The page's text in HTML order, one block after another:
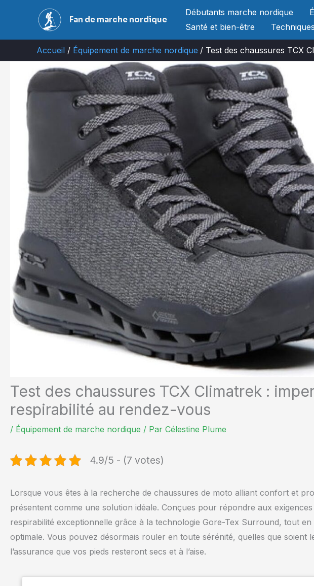
Fan de marche nordique
Débutants marche nordique
Santé et bien-être
Accueil Équipement de marche nordique Test des chaussures TCX
Test des chaussures TCX Climatrek :
respirabilité au rendez-vous
/ Équipement de marche nordique / Par Célestine Plume
4.9/5 - (7 votes)
Lorsque vous êtes à la recherche de chaussures de moto alliant confort et
présentent comme une solution idéale. Conçues pour répondre aux
respirabilité exceptionnelle grâce à la technologie Gore-Tex Surround, tout
optimale. Vous pouvez désormais rouler en toute sérénité, quelles que soient
l’assurance que vos pieds resteront secs et à l’aise.